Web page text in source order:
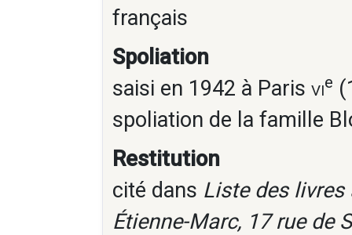
français
Spoliation
saisi en 1942 à Paris vie
spoliation de la famille
Restitution
cité dans Liste des
Étienne-Marc, 17 rue de